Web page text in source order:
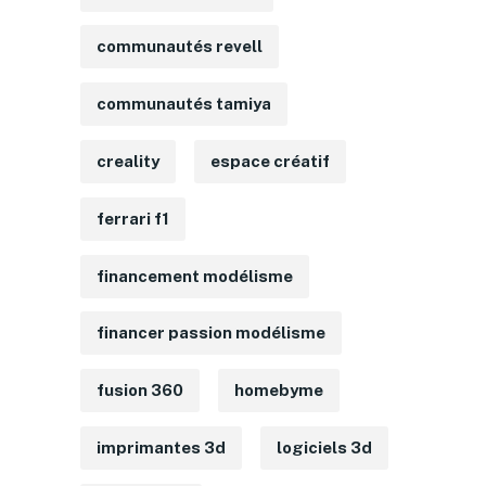
communautés revell
communautés tamiya
creality espace créatif
ferrari f1
financement modélisme
financer passion modélisme
fusion 360 homebyme
imprimantes 3d logiciels 3d